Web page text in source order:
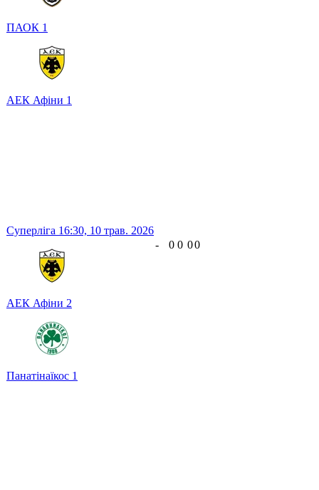
ПАОК 1
АЕК Афіни 1
Суперліга 16:30, 10 трав. 2026
АЕК Афіни 2
Панатінаїкос 1
- 0 0 00